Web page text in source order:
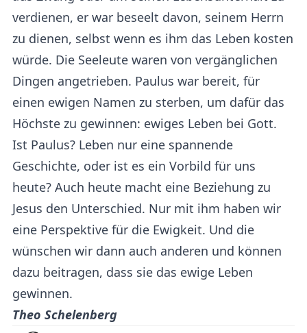
verdienen, er war beseelt davon, seinem Herrn
zu dienen, selbst wenn es ihm das Leben kosten
würde. Die Seeleute waren von vergänglichen
Dingen angetrieben. Paulus war bereit, für
einen ewigen Namen zu sterben, um dafür das
Höchste zu gewinnen: ewiges Leben bei Gott.
Ist Paulus? Leben nur eine spannende
Geschichte, oder ist es ein Vorbild für uns
heute? Auch heute macht eine Beziehung zu
Jesus den Unterschied. Nur mit ihm haben wir
eine Perspektive für die Ewigkeit. Und die
wünschen wir dann auch anderen und können
dazu beitragen, dass sie das ewige Leben
gewinnen.
Theo Schelenberg